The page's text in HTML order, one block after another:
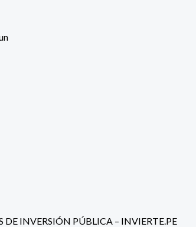
INVERSIÓN PÚBLICA – INVIERTE.PE